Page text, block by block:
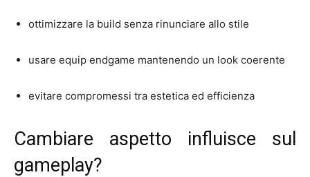
ottimizzare la build senza rinunciare allo stile
usare equip endgame mantenendo un look coerente
evitare compromessi tra estetica ed efficienza
Cambiare aspetto influisce sul
gameplay?